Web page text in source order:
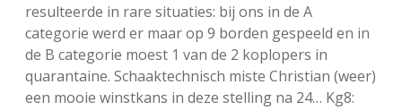
resulteerde in rare situaties: bij ons in de A
categorie werd er maar op 9 borden gespeeld en in
de B categorie moest 1 van de 2 koplopers in
quarantaine. Schaaktechnisch miste Christian (weer)
een mooie winstkans in deze stelling na 24… Kg8: